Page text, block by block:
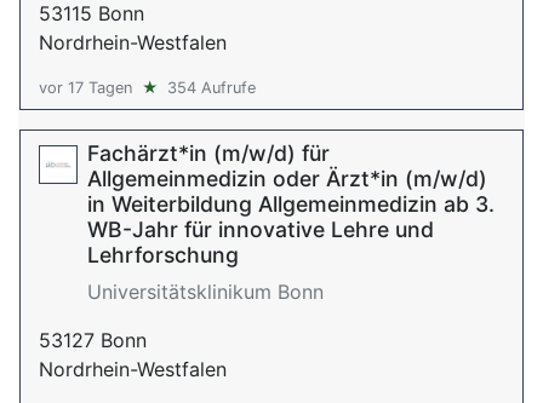
53115 Bonn
Nordrhein-Westfalen
vor 17 Tagen ★ 354 Aufrufe
Fachärzt*in (m/w/d) für
Allgemeinmedizin oder Ärzt*in (m/w/d)
in Weiterbildung Allgemeinmedizin ab 3.
WB-Jahr für innovative Lehre und
Lehrforschung
Universitätsklinikum Bonn
53127 Bonn
Nordrhein-Westfalen